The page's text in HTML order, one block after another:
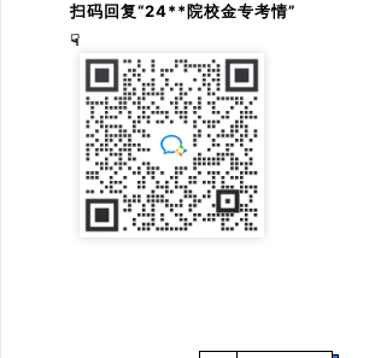
扫码回复“24**院校金专考情”
☟